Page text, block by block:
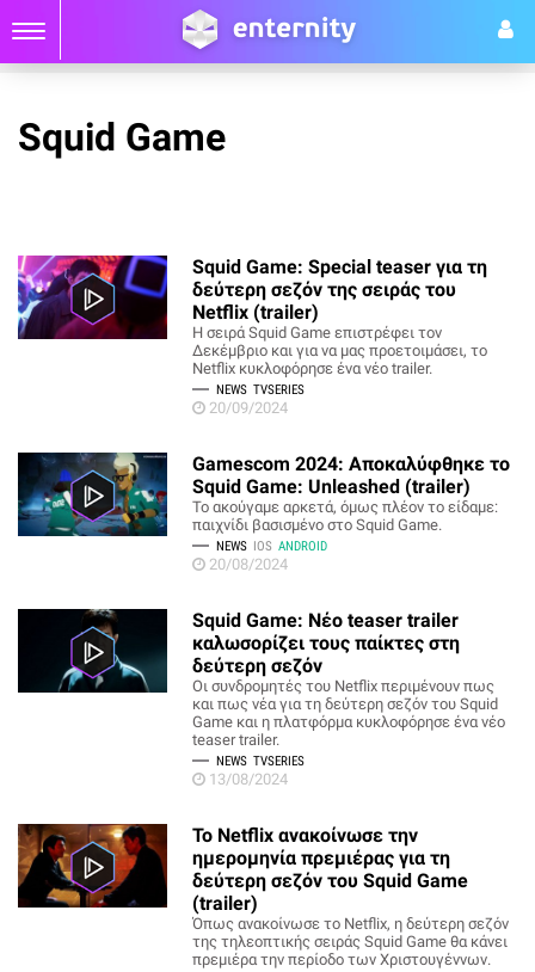
Squid Game
Squid Game: Special teaser για τη
δεύτερη σεζόν της σειράς του
Netflix (trailer)
Η σειρά Squid Game επιστρέφει τον
Δεκέμβριο και για να μας προετοιμάσει, το
Netflix κυκλοφόρησε ένα νέο trailer.
NEWS TVSERIES
20/09/2024
Gamescom 2024: Αποκαλύφθηκε το
Squid Game: Unleashed (trailer)
Το ακούγαμε αρκετά, όμως πλέον το είδαμε:
παιχνίδι βασισμένο στο Squid Game.
NEWS IOS ANDROID
20/08/2024
Squid Game: Νέο teaser trailer
καλωσορίζει τους παίκτες στη
δεύτερη σεζόν
Οι συνδρομητές του Netflix περιμένουν πως
και πως νέα για τη δεύτερη σεζόν του Squid
Game και η πλατφόρμα κυκλοφόρησε ένα νέο
teaser trailer.
NEWS TVSERIES
13/08/2024
Το Netflix ανακοίνωσε την
ημερομηνία πρεμιέρας για τη
δεύτερη σεζόν του Squid Game
(trailer)
Όπως ανακοίνωσε το Netflix, η δεύτερη σεζόν
της τηλεοπτικής σειράς Squid Game θα κάνει
πρεμιέρα την περίοδο των Χριστουγέννων.